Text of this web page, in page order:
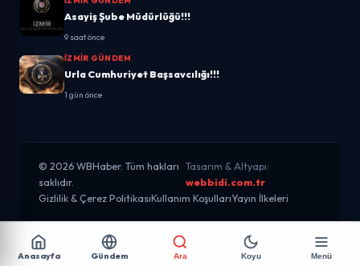
Asayiş Şube Müdürlüğü!!!
9 saat önce
İZMIR GÜNDEM
Urla Cumhuriyet Başsavcılığı!!!
1 gün önce
© 2026 WBHaber. Tüm hakları
saklıdır.
Tasarım & Altyapı:
webbidi.com.tr
Gizlilik & Çerez PolitikasıKullanım KoşullarıYayın İlkeleri
Anasayfa Gündem Ara Koyu Menü